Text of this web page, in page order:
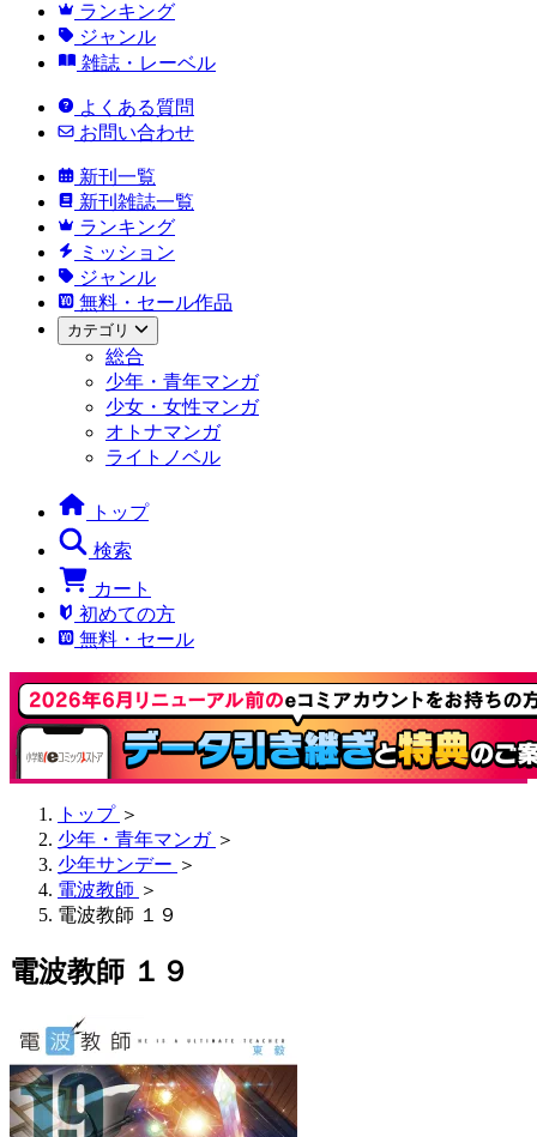
ランキング
ジャンル
雑誌・レーベル
よくある質問
お問い合わせ
新刊一覧
新刊雑誌一覧
ランキング
ミッション
ジャンル
無料・セール作品
カテゴリ
総合
少年・青年マンガ
少女・女性マンガ
オトナマンガ
ライトノベル
トップ
検索
カート
初めての方
無料・セール
トップ ＞
少年・青年マンガ ＞
少年サンデー ＞
電波教師 ＞
電波教師 １９
電波教師 １９